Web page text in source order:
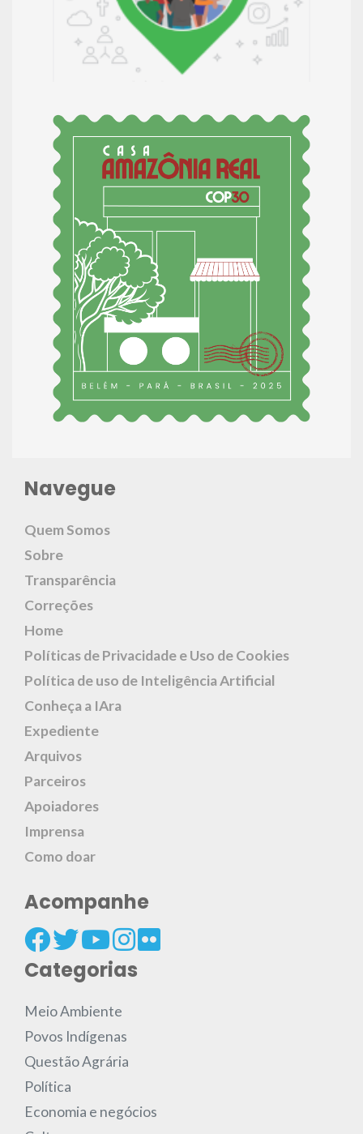
Navegue
Quem Somos
Sobre
Transparência
Correções
Home
Políticas de Privacidade e Uso de Cookies
Política de uso de Inteligência Artificial
Conheça a IAra
Expediente
Arquivos
Parceiros
Apoiadores
Imprensa
Como doar
Acompanhe
Categorias
Meio Ambiente
Povos Indígenas
Questão Agrária
Política
Economia e negócios